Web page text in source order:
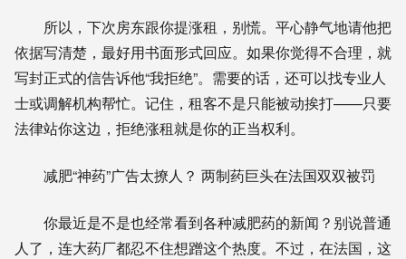
所以，下次房东跟你提涨租，别慌。平心静气地请他把
依据写清楚，最好用书面形式回应。如果你觉得不合理，就
写封正式的信告诉他“我拒绝”。需要的话，还可以找专业人
士或调解机构帮忙。记住，租客不是只能被动挨打——只要
法律站你这边，拒绝涨租就是你的正当权利。
减肥“神药”广告太撩人？ 两制药巨头在法国双双被罚
你最近是不是也经常看到各种减肥药的新闻？别说普通
人了，连大药厂都忍不住想蹭这个热度。不过，在法国，这